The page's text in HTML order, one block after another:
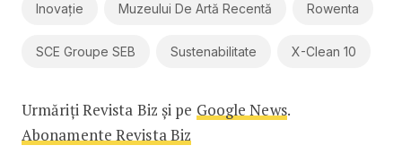
Inovație Muzeului De Artă Recentă Rowenta
SCE Groupe SEB Sustenabilitate X-Clean 10
Urmăriți Revista Biz și pe Google News.
Abonamente Revista Biz